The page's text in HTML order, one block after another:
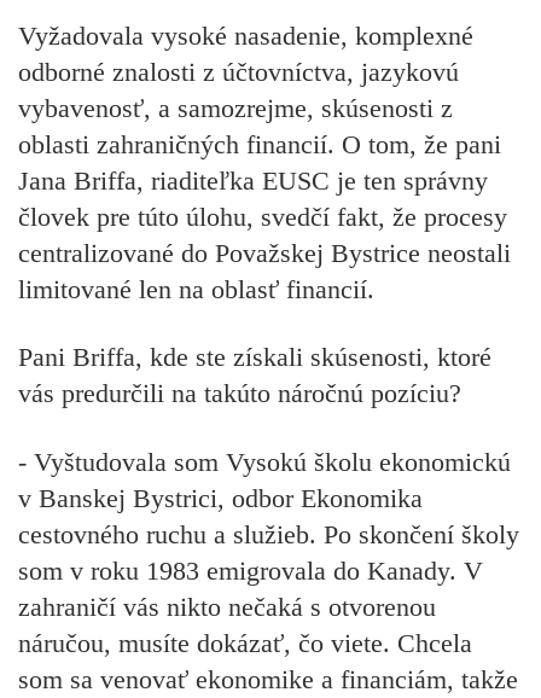
Vyžadovala vysoké nasadenie, komplexné
odborné znalosti z účtovníctva, jazykovú
vybavenosť, a samozrejme, skúsenosti z
oblasti zahraničných financií. O tom, že pani
Jana Briffa, riaditeľka EUSC je ten správny
človek pre túto úlohu, svedčí fakt, že procesy
centralizované do Považskej Bystrice neostali
limitované len na oblasť financií.
Pani Briffa, kde ste získali skúsenosti, ktoré
vás predurčili na takúto náročnú pozíciu?
- Vyštudovala som Vysokú školu ekonomickú
v Banskej Bystrici, odbor Ekonomika
cestovného ruchu a služieb. Po skončení školy
som v roku 1983 emigrovala do Kanady. V
zahraničí vás nikto nečaká s otvorenou
náručou, musíte dokázať, čo viete. Chcela
som sa venovať ekonomike a financiám, takže